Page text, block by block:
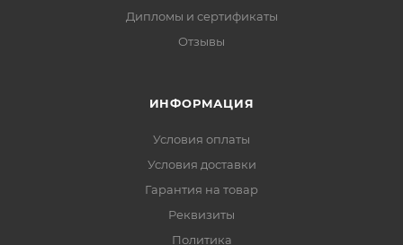
Дипломы и сертификаты
Отзывы
ИНФОРМАЦИЯ
Условия оплаты
Условия доставки
Гарантия на товар
Реквизиты
Политика